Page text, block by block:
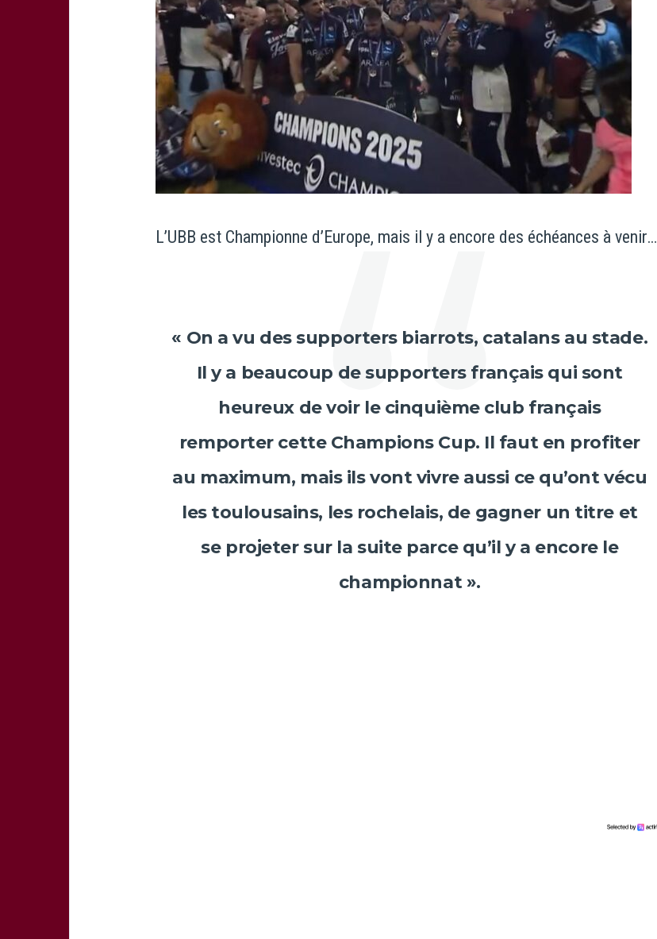
L’UBB est Championne d’Europe, mais il y a encore des échéances à venir…
« On a vu des supporters biarrots, catalans au stade.
Il y a beaucoup de supporters français qui sont
heureux de voir le cinquième club français
remporter cette Champions Cup. Il faut en profiter
au maximum, mais ils vont vivre aussi ce qu’ont vécu
les toulousains, les rochelais, de gagner un titre et
se projeter sur la suite parce qu’il y a encore le
championnat ».